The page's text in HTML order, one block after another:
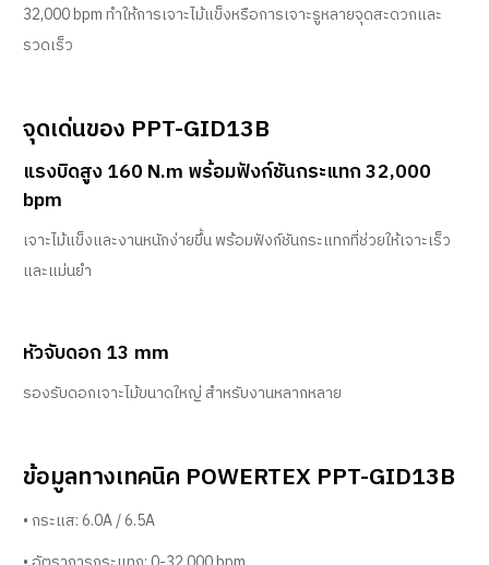
32,000 bpm ทำให้การเจาะไม้แข็งหรือการเจาะรูหลายจุดสะดวกและ
รวดเร็ว
จุดเด่นของ PPT-GID13B
แรงบิดสูง 160 N.m พร้อมฟังก์ชันกระแทก 32,000
bpm
เจาะไม้แข็งและงานหนักง่ายขึ้น พร้อมฟังก์ชันกระแทกที่ช่วยให้เจาะเร็ว
และแม่นยำ
หัวจับดอก 13 mm
รองรับดอกเจาะไม้ขนาดใหญ่ สำหรับงานหลากหลาย
ข้อมูลทางเทคนิค POWERTEX PPT-GID13B
• กระแส: 6.0A / 6.5A